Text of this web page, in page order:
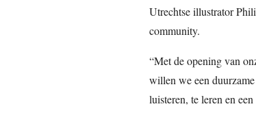
Utrechtse illustrator
community.
“Met de opening van
willen we een
luisteren, te leren en